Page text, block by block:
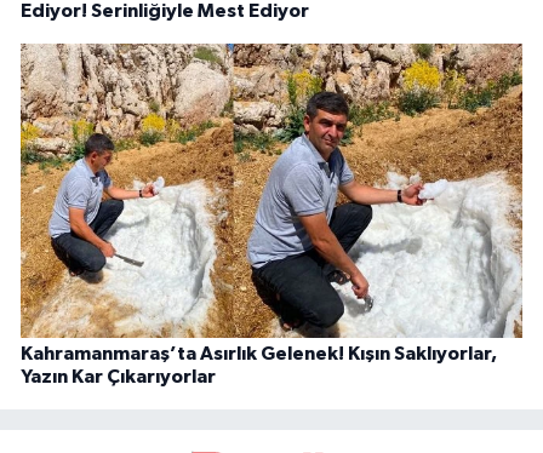
Ediyor! Serinliğiyle Mest Ediyor
Kahramanmaraş’ta Asırlık Gelenek! Kışın Saklıyorlar,
Yazın Kar Çıkarıyorlar